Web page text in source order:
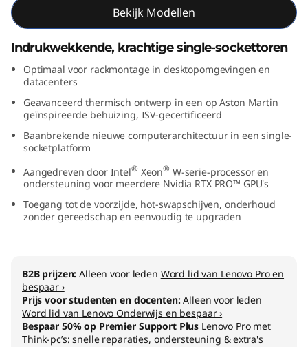
o
n
Bekijk Modellen
Indrukwekkende, krachtige single-sockettoren
Optimaal voor rackmontage in desktopomgevingen en
datacenters
Geavanceerd thermisch ontwerp in een op Aston Martin
geïnspireerde behuizing, ISV-gecertificeerd
Baanbrekende nieuwe computerarchitectuur in een single-
socketplatform
Aangedreven door Intel® Xeon® W-serie-processor en
ondersteuning voor meerdere Nvidia RTX PRO™ GPU's
Toegang tot de voorzijde, hot-swapschijven, onderhoud
zonder gereedschap en eenvoudig te upgraden
B2B prijzen:Alleen voor leden Word lid van Lenovo Pro en
bespaar ›
Prijs voor studenten en docenten:Alleen voor leden
Word lid van Lenovo Onderwijs en bespaar ›
Bespaar 50% op Premier Support Plus Lenovo Pro met
Think-pc’s: snelle reparaties, ondersteuning & extra's